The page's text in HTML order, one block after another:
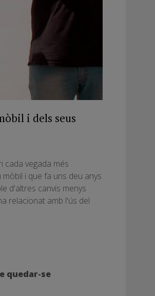
i dels seus
cada vegada més
i que fa uns deu anys
d'altres canvis menys
relacionat amb l'ús del
quedar-se